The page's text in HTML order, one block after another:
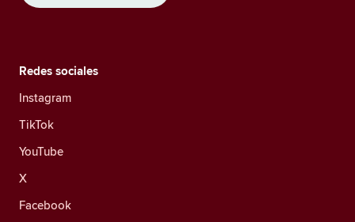
Redes sociales
Instagram
TikTok
YouTube
X
Facebook